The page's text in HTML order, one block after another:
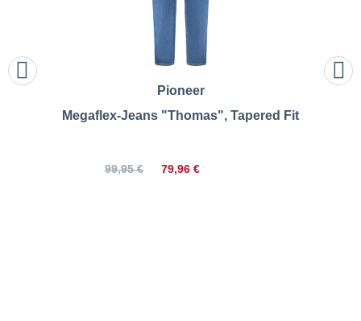
Pioneer
Megaflex-Jeans "Thomas", Tapered Fit
79,96 €
99,95 €